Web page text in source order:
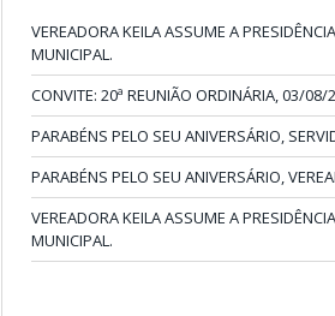
VEREADORA KEILA ASSUME A
MUNICIPAL.
CONVITE: 20ª REUNIÃO ORDINÁRIA, 03/08/
PARABÉNS PELO SEU ANIVERSÁRIO,
PARABÉNS PELO SEU ANIVERSÁRIO,
VEREADORA KEILA ASSUME A
MUNICIPAL.